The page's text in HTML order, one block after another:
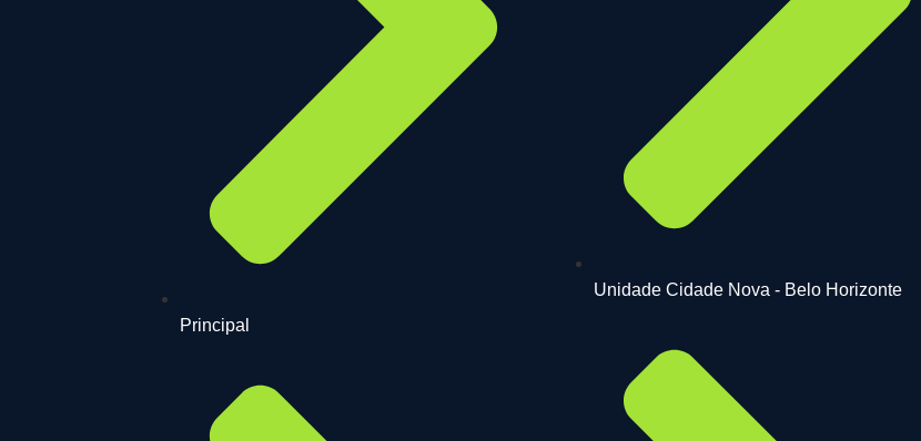
Principal
Unidade Cidade Nova - Belo Horizonte